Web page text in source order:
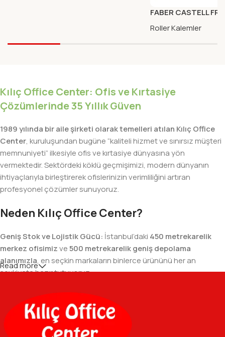
FABER CASTELL
Roller Kalemler
Kılıç Office Center: Ofis ve Kırtasiye
Çözümlerinde 35 Yıllık Güven
1989 yılında bir aile şirketi olarak temelleri atılan Kılıç Office
Center, kuruluşundan bugüne “kaliteli hizmet ve sınırsız müşteri
memnuniyeti” ilkesiyle ofis ve kırtasiye dünyasına yön
vermektedir. Sektördeki köklü geçmişimizi, modern dünyanın
ihtiyaçlarıyla birleştirerek ofislerinizin verimliliğini artıran
profesyonel çözümler sunuyoruz.
Neden Kılıç Office Center?
Geniş Stok ve Lojistik Gücü: İstanbul’daki 450 metrekarelik
merkez ofisimizve500 metrekarelik geniş depolama
alanımızla, en seçkin markaların binlerce ürününü her an
sevkiyata hazır tutuyoruz.
Geniş Ürün Yelpazesi:Temel kırtasiye malzemelerinden teknik
ofis gereçlerine kadar, iş hayatınızda ihtiyaç duyduğunuz her
şeyi tek bir çatı altında, en uygun fiyat avantajlarıyla bulmanızı
sağlıyoruz.
Read more